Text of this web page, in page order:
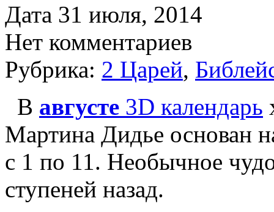
Дата 31 июля, 2014
Нет комментариев
Рубрика: 2 Царей,
В августе 3D календарь
Мартина Дидье основан
с 1 по 11. Необычное
ступеней назад.